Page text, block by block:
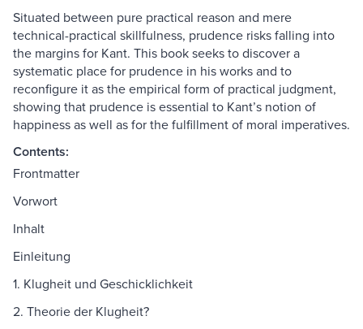
Situated between pure practical reason and mere
technical-practical skillfulness, prudence risks falling into
the margins for Kant. This book seeks to discover a
systematic place for prudence in his works and to
reconfigure it as the empirical form of practical judgment,
showing that prudence is essential to Kant’s notion of
happiness as well as for the fulfillment of moral imperatives.
Contents:
Frontmatter
Vorwort
Inhalt
Einleitung
1. Klugheit und Geschicklichkeit
2. Theorie der Klugheit?